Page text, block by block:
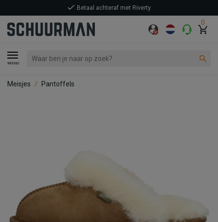
0
MENU
Betaal achteraf met Riverty
Meisjes Pantoffels